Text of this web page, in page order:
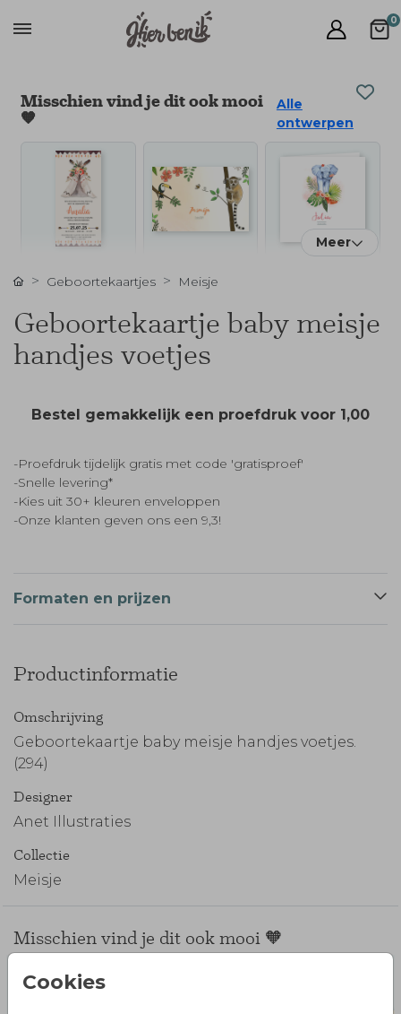
0
Cookies
Misschien vind je dit ook mooi
🧡
Alle
ontwerpen
Meer
Geboortekaartjes Meisje
Geboortekaartje baby meisje
handjes voetjes
Bestel gemakkelijk een proefdruk voor 1,00
-Proefdruk tijdelijk gratis met code 'gratisproef'
-Snelle levering*
-Kies uit 30+ kleuren enveloppen
-Onze klanten geven ons een 9,3!
Formaten en prijzen
Productinformatie
Omschrijving
Geboortekaartje baby meisje handjes voetjes.
(294)
Designer
Anet Illustraties
Collectie
Meisje
Misschien vind je dit ook mooi 🧡